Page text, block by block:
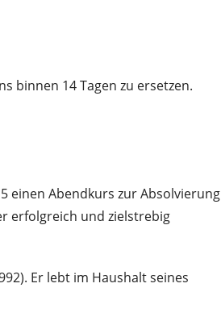
binnen 14 Tagen zu ersetzen.
einen Abendkurs zur Absolvierung
erfolgreich und zielstrebig
Er lebt im Haushalt seines